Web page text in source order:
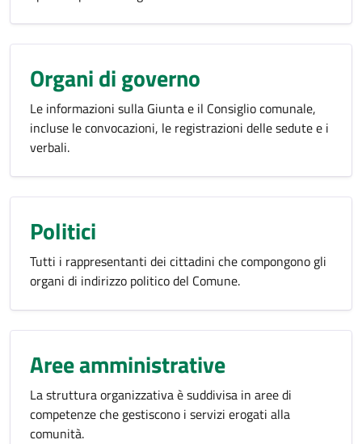
Organi di governo
Le informazioni sulla Giunta e il Consiglio comunale,
incluse le convocazioni, le registrazioni delle sedute e i
verbali.
Politici
Tutti i rappresentanti dei cittadini che compongono gli
organi di indirizzo politico del Comune.
Aree amministrative
La struttura organizzativa è suddivisa in aree di
competenze che gestiscono i servizi erogati alla
comunità.